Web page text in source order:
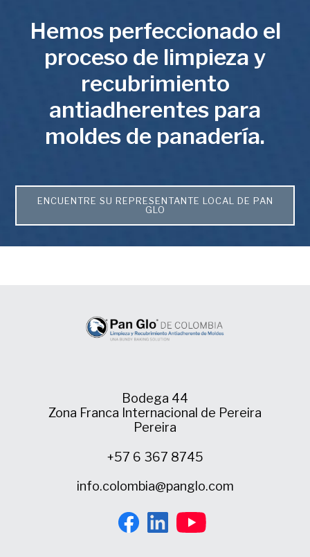
Hemos perfeccionado el
proceso de limpieza y
recubrimiento
antiadherentes para
moldes de panadería.
ENCUENTRE SU REPRESENTANTE LOCAL DE PAN
GLO
Bodega 44
Zona Franca Internacional de Pereira
Pereira
+57 6 367 8745
info.colombia@panglo.com